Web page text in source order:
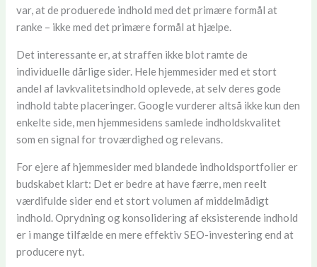
var, at de produerede indhold med det primære formål at
ranke – ikke med det primære formål at hjælpe.
Det interessante er, at straffen ikke blot ramte de
individuelle dårlige sider. Hele hjemmesider med et stort
andel af lavkvalitetsindhold oplevede, at selv deres gode
indhold tabte placeringer. Google vurderer altså ikke kun den
enkelte side, men hjemmesidens samlede indholdskvalitet
som en signal for troværdighed og relevans.
For ejere af hjemmesider med blandede indholdsportfolier er
budskabet klart: Det er bedre at have færre, men reelt
værdifulde sider end et stort volumen af middelmådigt
indhold. Oprydning og konsolidering af eksisterende indhold
er i mange tilfælde en mere effektiv SEO-investering end at
producere nyt.